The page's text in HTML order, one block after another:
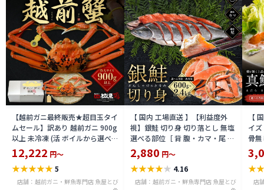
【越前ガニ最終販売★超目玉タイ
ムセール】訳あり 越前ガニ 900g
以上 未冷凍 (活 ボイルから選べ
る) 福井県産 国産 産地直送 脚折
れ 訳ありカニ 越前がに ズワイガ
ニ 越前 かに 送料無料 etz-900w
12,222 円～
★★★★★5
店舗：越前ガニ・鮮魚専門店 魚屋とび
【 国内 工場直送 】【利益度外
視】銀鮭 切り身 切り落とし 無塩
選べる部位［ 背 腹・カマ・尾 ］
600g〜2.4kg 骨取り・骨無し 骨
あり 切り落とし 骨取り・骨無し
切身 ses2301-12ka
2,880 円～
★★★★★ 4.16
店舗：越前ガニ・鮮魚専門店 魚屋とび
【
イ
骨
(真
ライ
★
店